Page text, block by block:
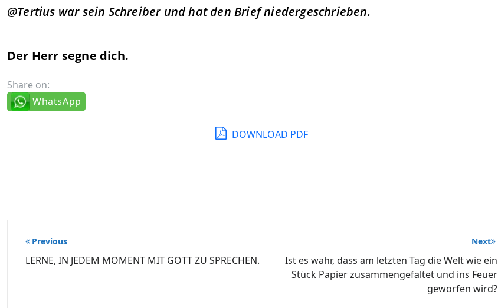
@Tertius war sein Schreiber und hat den Brief niedergeschrieben.
Der Herr segne dich.
Share on:
WhatsApp
DOWNLOAD PDF
Beitragsnavigation
Previous
LERNE, IN JEDEM MOMENT MIT GOTT ZU SPRECHEN.
Next
Ist es wahr, dass am letzten Tag die Welt wie ein
Stück Papier zusammengefaltet und ins Feuer
geworfen wird?